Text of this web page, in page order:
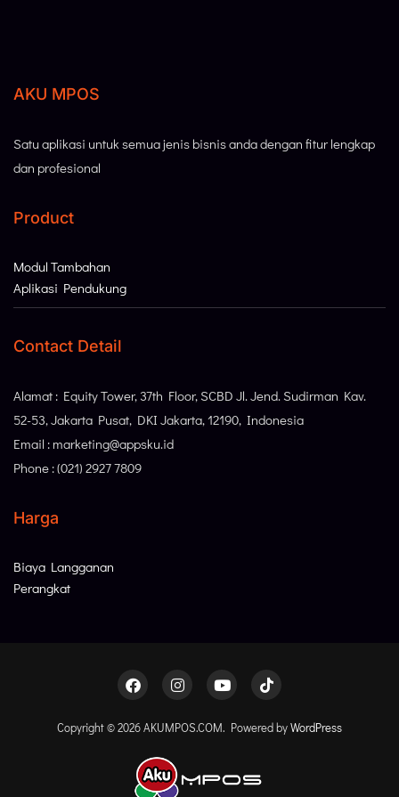
AKU MPOS
Satu aplikasi untuk semua jenis bisnis anda dengan fitur lengkap
dan profesional
Product
Modul Tambahan
Aplikasi Pendukung
Contact Detail
Alamat : Equity Tower, 37th Floor, SCBD Jl. Jend. Sudirman Kav.
52-53, Jakarta Pusat, DKI Jakarta, 12190, Indonesia
Email : marketing@appsku.id
Phone : (021) 2927 7809
Harga
Biaya Langganan
Perangkat
Copyright © 2026 AKUMPOS.COM. Powered byWordPress